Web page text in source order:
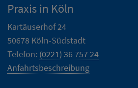
Praxis in Köln
Kartäuserhof 24
50678 Köln-Südstadt
Telefon: (0221) 36 757 24
Anfahrtsbeschreibung